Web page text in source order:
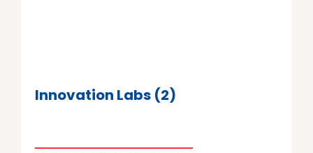
Innovation Labs (2)